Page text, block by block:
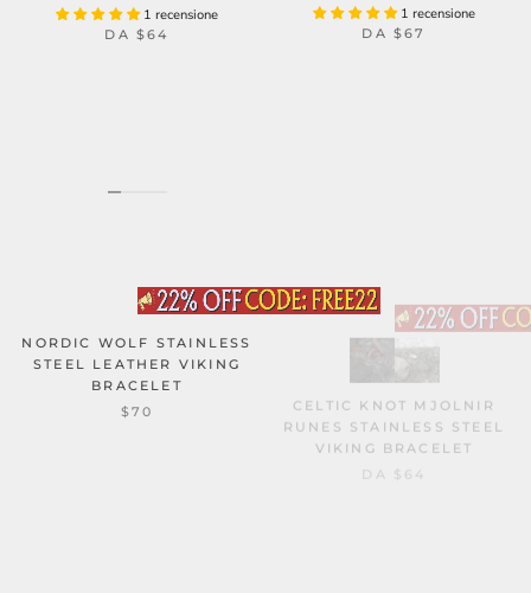
1 recensione
DA $64
1 recensione
DA $67
NORDIC WOLF STAINLESS
STEEL LEATHER VIKING
BRACELET
$70
CELTIC KNOT MJOLNIR
RUNES STAINLESS STEEL
VIKING BRACELET
DA $64